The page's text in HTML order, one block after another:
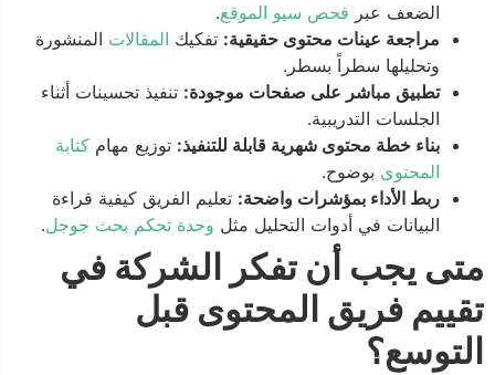
الضعف عبر فحص سيو الموقع.
مراجعة عينات محتوى حقيقية:تفكيك المقالاتالمنشورة
وتحليلها سطراً بسطر.
تطبيق مباشر على صفحات موجودة:تنفيذ تحسينات أثناء
الجلسات التدريبية.
بناء خطة محتوى شهرية قابلة للتنفيذ:توزيع مهام كتابة
المحتوىبوضوح.
ربط الأداء بمؤشرات واضحة:تعليم الفريق كيفية قراءة
البيانات في أدوات التحليل مثل
وحدة تحكم بحث جوجل .
متى يجب أن تفكر الشركة في
تقييم فريق المحتوى قبل
التوسع؟